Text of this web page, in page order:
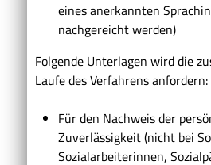
eines anerkannten
nachgereicht werden)
Folgende Unterlagen wird die
Laufe des Verfahrens anfordern:
Für den Nachweis der
Zuverlässigkeit (nicht bei
Sozialarbeiterinnen,